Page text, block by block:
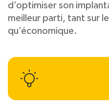
d’optimiser son
meilleur parti, tant sur
qu’économique.